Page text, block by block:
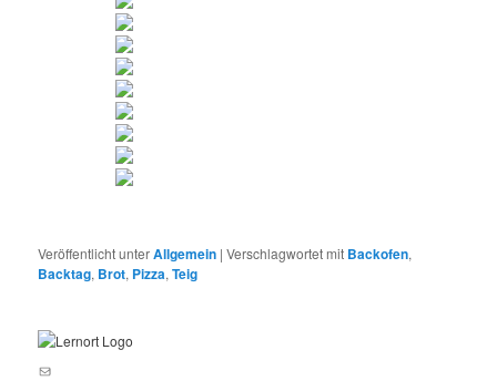
Veröffentlicht unterAllgemein |Verschlagwortet mit Backofen,
Backtag, Brot, Pizza,Teig
E-Mail an lernortnatur@yahoo.de